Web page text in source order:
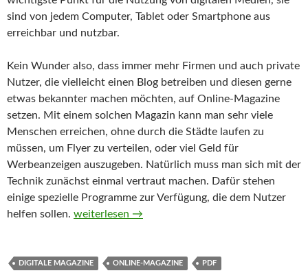
sind von jedem Computer, Tablet oder Smartphone aus
erreichbar und nutzbar.
Kein Wunder also, dass immer mehr Firmen und auch private
Nutzer, die vielleicht einen Blog betreiben und diesen gerne
etwas bekannter machen möchten, auf Online-Magazine
setzen. Mit einem solchen Magazin kann man sehr viele
Menschen erreichen, ohne durch die Städte laufen zu
müssen, um Flyer zu verteilen, oder viel Geld für
Werbeanzeigen auszugeben. Natürlich muss man sich mit der
Technik zunächst einmal vertraut machen. Dafür stehen
einige spezielle Programme zur Verfügung, die dem Nutzer
helfen sollen. Digitale Magazine – gute und günstige
weiterlesen →
DIGITALE MAGAZINE ONLINE-MAGAZINE PDF